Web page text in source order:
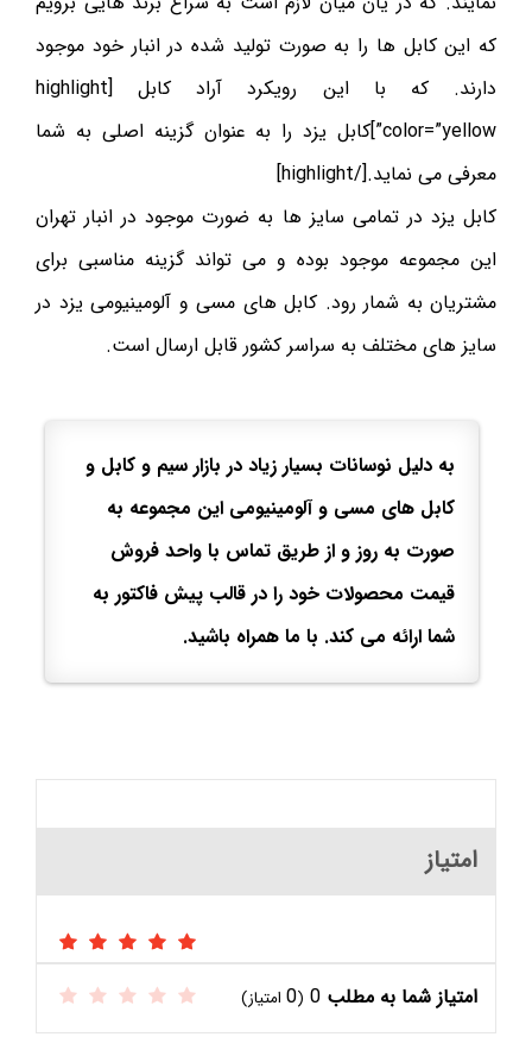
که این کابل ها را به صورت تولید شده در انبار خود موجود
دارند. که با این رویکرد آراد کابل [highlight
color=”yellow”]کابل یزد را به عنوان گزینه اصلی به شما
معرفی می نماید.[/highlight]
کابل یزد در تمامی سایز ها به ضورت موجود در انبار تهران
این مجموعه موجود بوده و می تواند گزینه مناسبی برای
مشتریان به شمار رود. کابل های مسی و آلومینیومی یزد در
سایز های مختلف به سراسر کشور قابل ارسال است.
به دلیل نوسانات بسیار زیاد در بازار سیم و کابل و
کابل های مسی و آلومینیومی این مجموعه به
صورت به روز و از طریق تماس با واحد فروش
قیمت محصولات خود را در قالب پیش فاکتور به
شما ارائه می کند. با ما همراه باشید.
امتیاز
امتیاز شما به مطلب 0
(
0 امتیاز)